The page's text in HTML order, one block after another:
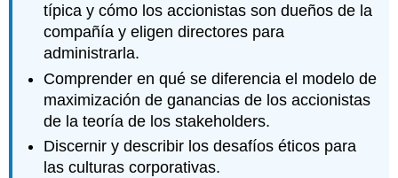
típica y cómo los accionistas son dueños de la
compañía y eligen directores para
administrarla.
Comprender en qué se diferencia el modelo de
maximización de ganancias de los accionistas
de la teoría de los stakeholders.
Discernir y describir los desafíos éticos para
las culturas corporativas.